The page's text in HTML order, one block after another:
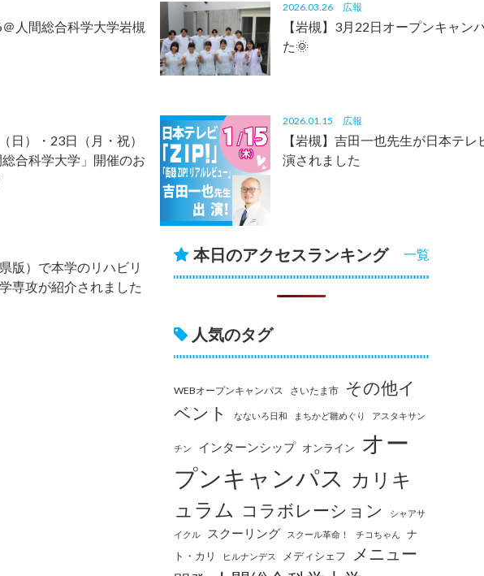
人間総合科学大学岩槻
2026.03.26 広報
【岩槻】3月22日オープンキャン
た🌞
日）・23日（月・祝）
合科学大学」開催のお
2026.01.15 広報
【岩槻】吉田一也先生が日本テレ
演されました
版）で本学のリハビリ
専攻が紹介されました
一覧
本日のアクセスランキング
人気のタグ
WEBオープンキャンパス さいたま市
その他イ
ベント
なないろ日和 まちかど雛めぐり アスタキサン
チン インターンシップ オンライン
オー
プンキャンパス カリキ
ュラム コラボレーション
シャアサ
イクル
スクーリング スクール革命！ チコちゃん
ナ
ト・カリ
ヒルナンデス メディシェフ
メニュー